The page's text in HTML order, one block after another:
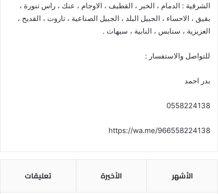
الشرقية : الدمام ، الخبر ، القطيف ، الاوجام ، عنك ، راس تنورة ،
بقيق ، الاحساء ، الجبيل البلد ، الجبيل الصناعية ، تاروت ، القديح ،
العزيزية ، سنابس ، النابية ، سيهات .
للتواصل والاستفسار :
بدر احمد
0558224138
https://wa.me/966558224138
الأشهر الأخيرة تعليقات